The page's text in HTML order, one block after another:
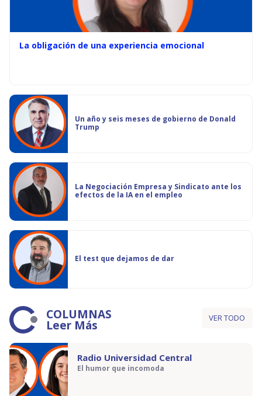
La obligación de una experiencia emocional
Un año y seis meses de gobierno de Donald
Trump
La Negociación Empresa y Sindicato ante los
efectos de la IA en el empleo
El test que dejamos de dar
COLUMNAS
Leer Más VER TODO
Radio Universidad Central
El humor que incomoda